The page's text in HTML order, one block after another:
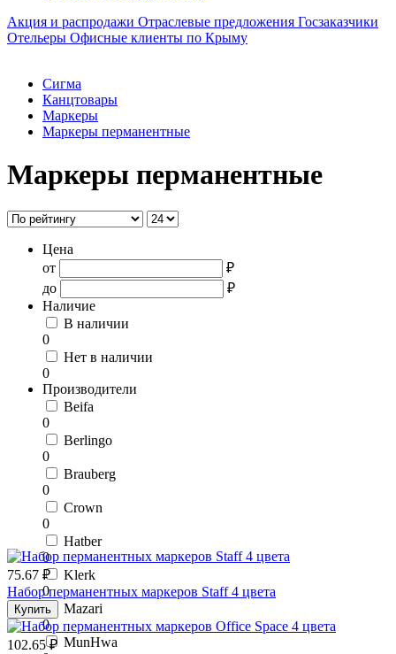
Акция и распродажи Отраслевые предложения Госзаказчики
Отельеры Офисные клиенты по Крыму
Сигма
Канцтовары
Маркеры
Маркеры перманентные
Маркеры перманентные
Цена
от
₽
до
₽
Наличие
В наличии
0
Нет в наличии
0
Производители
Beifa
0
Berlingo
0
Brauberg
0
Crown
0
Hatber
0
Klerk
0
Mazari
0
MunHwa
75.67 ₽
Набор перманентных маркеров Staff 4 цвета
Купить
102.65 ₽